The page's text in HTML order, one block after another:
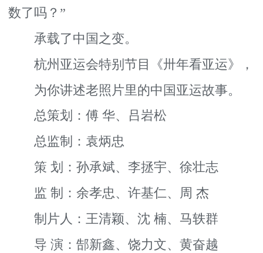
数了吗？”
承载了中国之变。
杭州亚运会特别节目《卅年看亚运》，
为你讲述老照片里的中国亚运故事。
总策划：傅 华、吕岩松
总监制：袁炳忠
策 划：孙承斌、李拯宇、徐壮志
监 制：余孝忠、许基仁、周 杰
制片人：王清颖、沈 楠、马轶群
导 演：郜新鑫、饶力文、黄奋越